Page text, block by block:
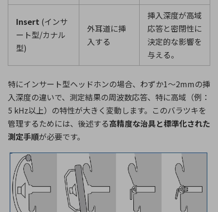
Insert (インサ
ート型/カナル
型)
外耳道に挿
入する
挿入深度が高域
応答と密閉性に
決定的な影響を
与える。
特にインサート型ヘッドホンの場合、わずか1〜2mmの挿
入深度の違いで、測定結果の周波数応答、特に高域（例：
5 kHz以上）の特性が大きく変動します。このバラツキを
管理するためには、後述する高精度な治具と標準化された
測定手順が必要です。